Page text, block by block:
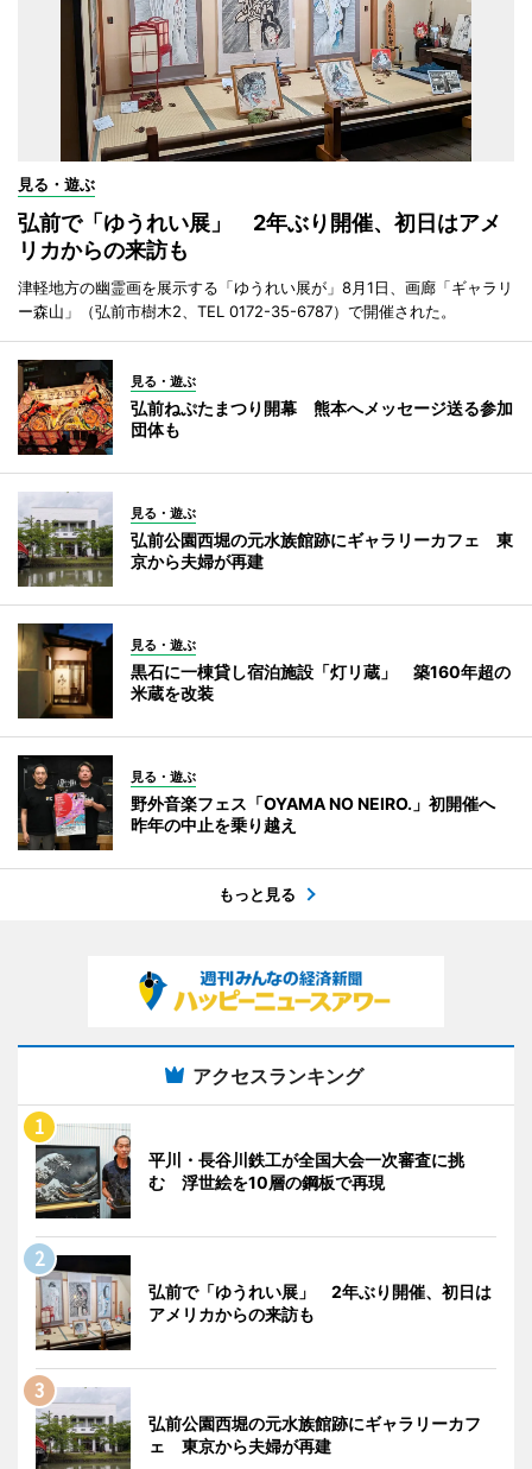
見る・遊ぶ
弘前で「ゆうれい展」 2年ぶり開催、初日はアメ
リカからの来訪も
津軽地方の幽霊画を展示する「ゆうれい展が」8月1日、画廊「ギャラリ
ー森山」（弘前市樹木2、TEL 0172-35-6787）で開催された。
見る・遊ぶ
弘前ねぷたまつり開幕 熊本へメッセージ送る参加
団体も
見る・遊ぶ
弘前公園西堀の元水族館跡にギャラリーカフェ 東
京から夫婦が再建
見る・遊ぶ
黒石に一棟貸し宿泊施設「灯リ蔵」 築160年超の
米蔵を改装
見る・遊ぶ
野外音楽フェス「OYAMA NO NEIRO.」初開催へ
昨年の中止を乗り越え
もっと見る
アクセスランキング
平川・長谷川鉄工が全国大会一次審査に挑
む 浮世絵を10層の鋼板で再現
弘前で「ゆうれい展」 2年ぶり開催、初日は
アメリカからの来訪も
弘前公園西堀の元水族館跡にギャラリーカフ
ェ 東京から夫婦が再建